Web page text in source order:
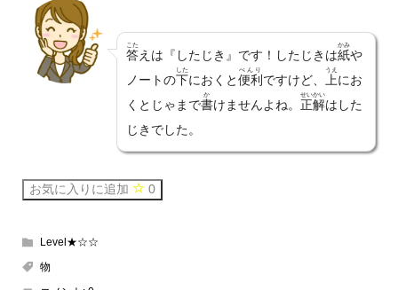
答
こた
えは『したじき』です！したじきは紙
かみ
や
ノートの下
した
におくと便利
べんり
ですけど、 上
うえ
にお
くとじゃまで書
か
けませんよね。 正解
せいかい
はした
じきでした。
お気に入りに追加 0
Level★☆☆
物